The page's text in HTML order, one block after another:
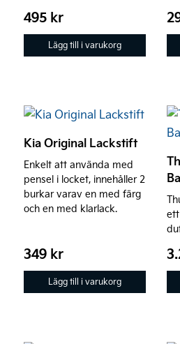
495 kr
Lägg till i varukorg
Kia Original Lackstift
Enkelt att använda med
pensel i locket, innehåller 2
burkar varav en med färg
och en med klarlack.
349 kr
Lägg till i varukorg